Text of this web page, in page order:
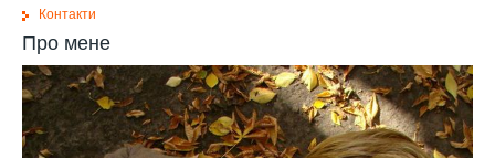
Контакти
Про мене